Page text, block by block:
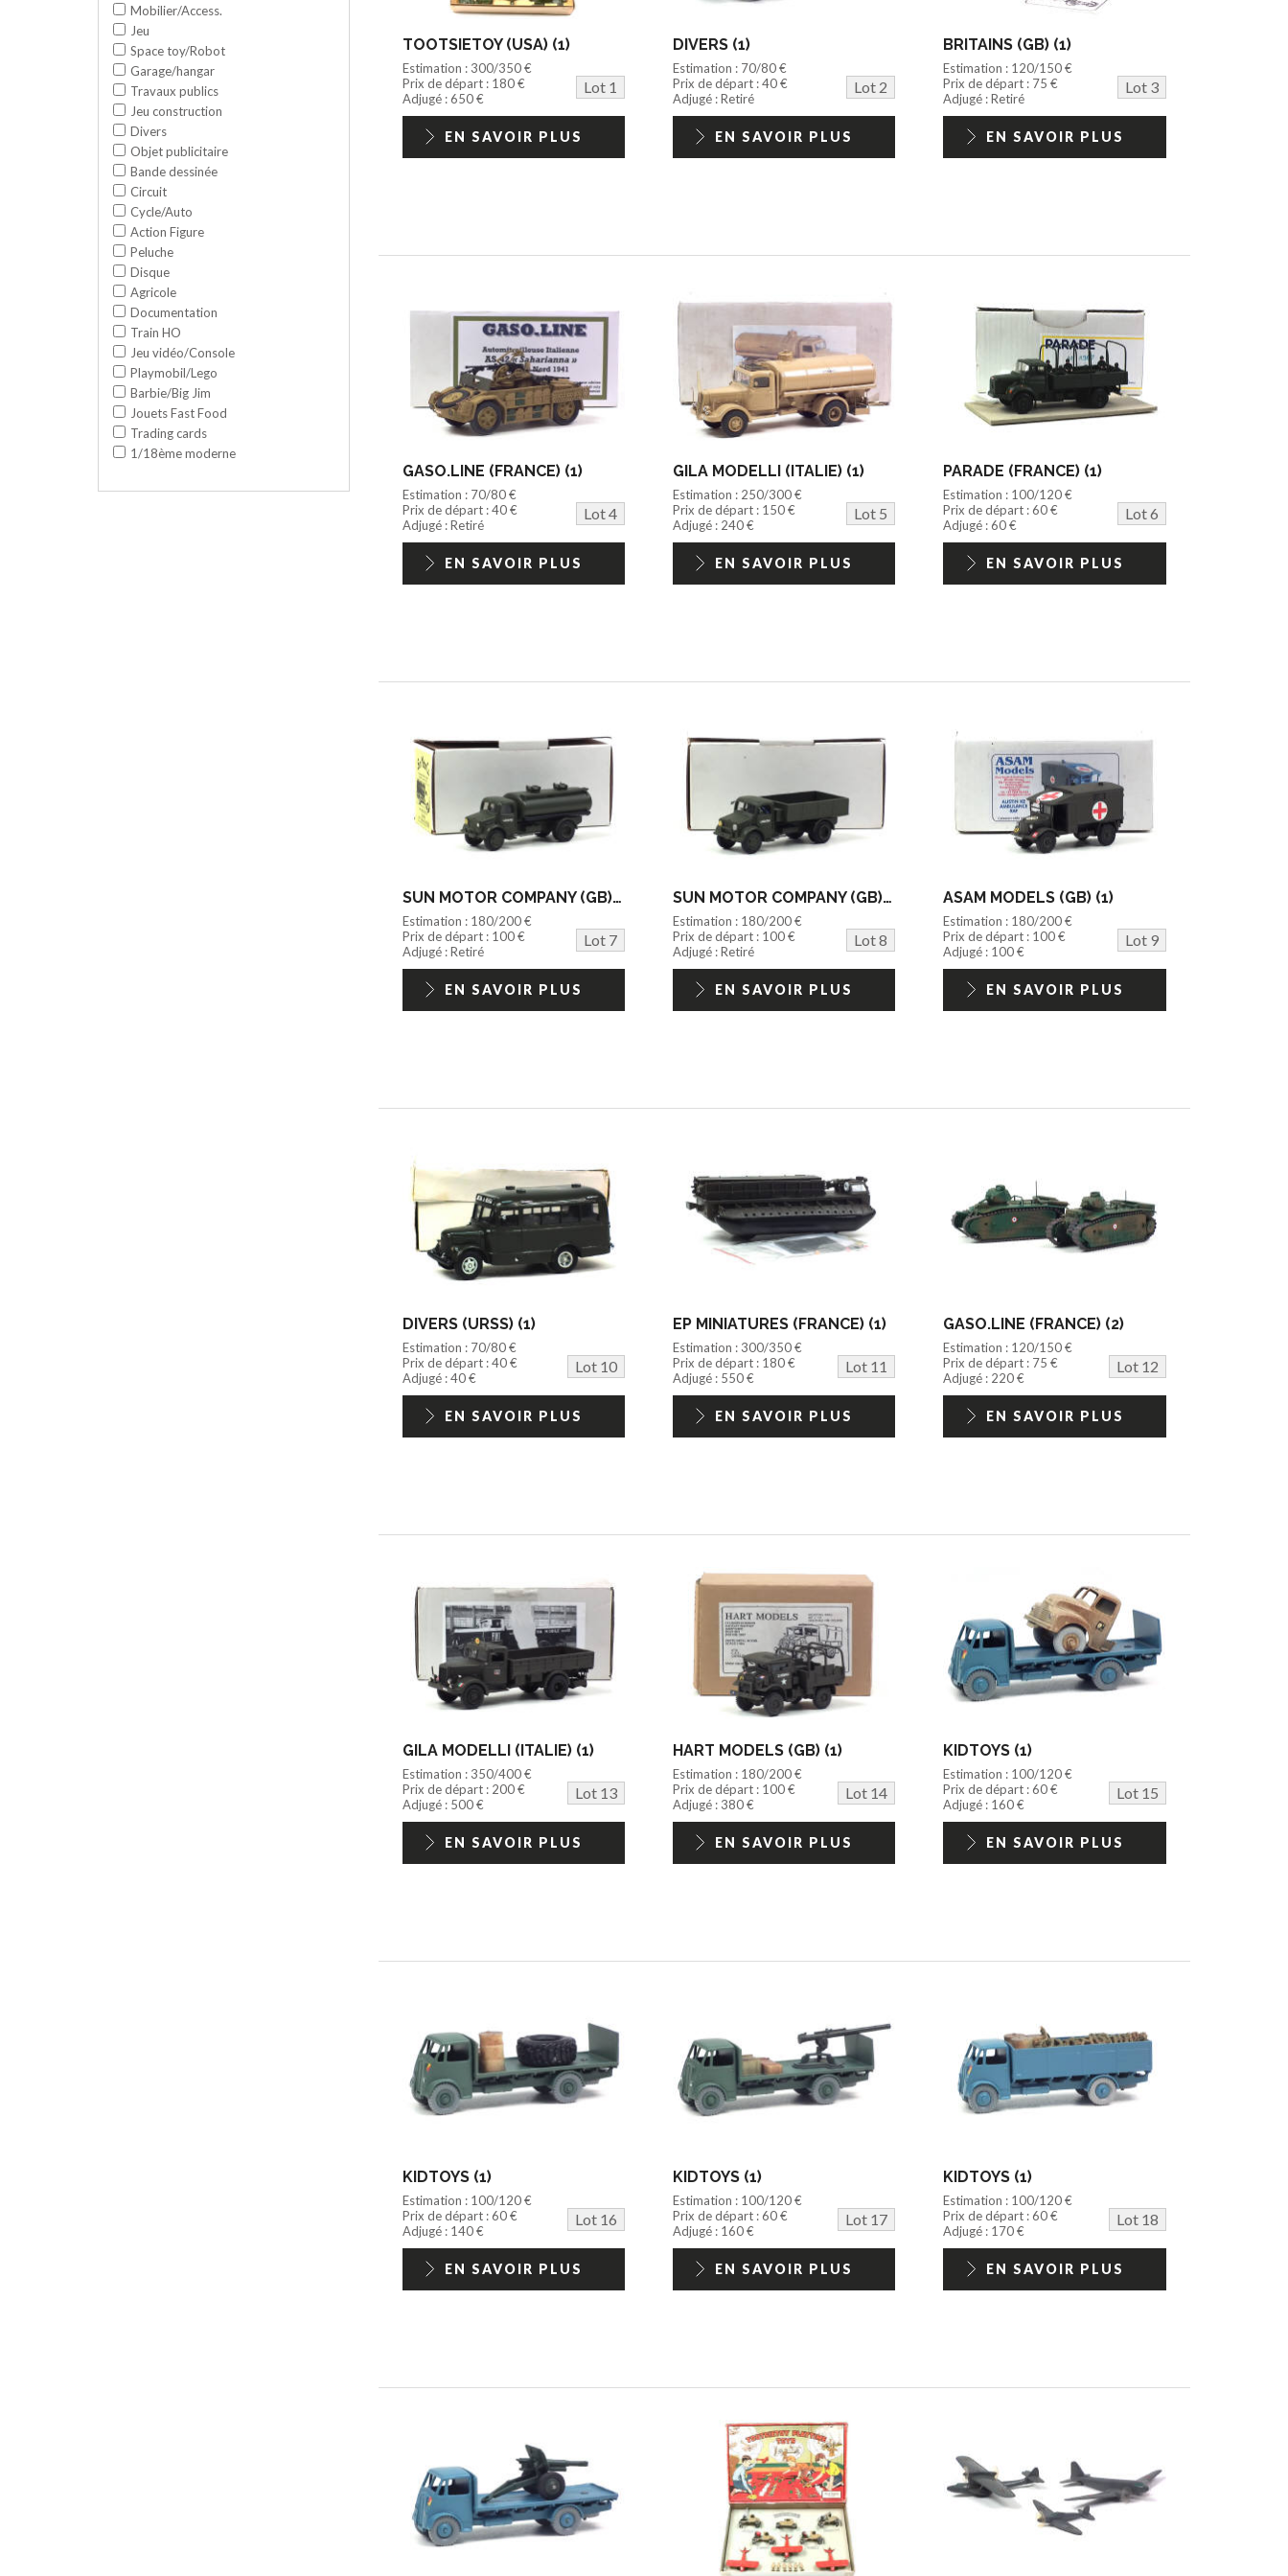
Mobilier/Access.
Jeu
Space toy/Robot
Garage/hangar
Travaux publics
Jeu construction
Divers
Objet publicitaire
Bande dessinée
Circuit
Cycle/Auto
Action Figure
Peluche
Disque
Agricole
Documentation
Train HO
Jeu vidéo/Console
Playmobil/Lego
Barbie/Big Jim
Jouets Fast Food
Trading cards
1/18ème moderne
TOOTSIETOY (USA) (1)
Estimation : 300/350 €
Prix de départ : 180 €
Lot 1
Adjugé : 650 €
EN SAVOIR PLUS
DIVERS (1)
Estimation : 70/80 €
Prix de départ : 40 €
Lot 2
Adjugé : Retiré
EN SAVOIR PLUS
BRITAINS (GB) (1)
Estimation : 120/150 €
Prix de départ : 75 €
Lot 3
Adjugé : Retiré
EN SAVOIR PLUS
GASO.LINE (FRANCE) (1)
Estimation : 70/80 €
Prix de départ : 40 €
Lot 4
Adjugé : Retiré
EN SAVOIR PLUS
GILA MODELLI (ITALIE) (1)
Estimation : 250/300 €
Prix de départ : 150 €
Lot 5
Adjugé : 240 €
EN SAVOIR PLUS
PARADE (FRANCE) (1)
Estimation : 100/120 €
Prix de départ : 60 €
Lot 6
Adjugé : 60 €
EN SAVOIR PLUS
SUN MOTOR COMPANY (GB) (1)
Estimation : 180/200 €
Prix de départ : 100 €
Lot 7
Adjugé : Retiré
EN SAVOIR PLUS
SUN MOTOR COMPANY (GB) (1)
Estimation : 180/200 €
Prix de départ : 100 €
Lot 8
Adjugé : Retiré
EN SAVOIR PLUS
ASAM MODELS (GB) (1)
Estimation : 180/200 €
Prix de départ : 100 €
Lot 9
Adjugé : 100 €
EN SAVOIR PLUS
DIVERS (URSS) (1)
Estimation : 70/80 €
Prix de départ : 40 €
Lot 10
Adjugé : 40 €
EN SAVOIR PLUS
EP MINIATURES (FRANCE) (1)
Estimation : 300/350 €
Prix de départ : 180 €
Lot 11
Adjugé : 550 €
EN SAVOIR PLUS
GASO.LINE (FRANCE) (2)
Estimation : 120/150 €
Prix de départ : 75 €
Lot 12
Adjugé : 220 €
EN SAVOIR PLUS
GILA MODELLI (ITALIE) (1)
Estimation : 350/400 €
Prix de départ : 200 €
Lot 13
Adjugé : 500 €
EN SAVOIR PLUS
HART MODELS (GB) (1)
Estimation : 180/200 €
Prix de départ : 100 €
Lot 14
Adjugé : 380 €
EN SAVOIR PLUS
KIDTOYS (1)
Estimation : 100/120 €
Prix de départ : 60 €
Lot 15
Adjugé : 160 €
EN SAVOIR PLUS
KIDTOYS (1)
Estimation : 100/120 €
Prix de départ : 60 €
Lot 16
Adjugé : 140 €
EN SAVOIR PLUS
KIDTOYS (1)
Estimation : 100/120 €
Prix de départ : 60 €
Lot 17
Adjugé : 160 €
EN SAVOIR PLUS
KIDTOYS (1)
Estimation : 100/120 €
Prix de départ : 60 €
Lot 18
Adjugé : 170 €
EN SAVOIR PLUS